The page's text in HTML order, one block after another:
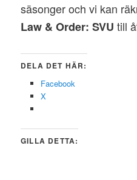
säsonger och vi kan
Law & Order: SVU till
DELA DET HÄR:
Facebook
X
GILLA DETTA: